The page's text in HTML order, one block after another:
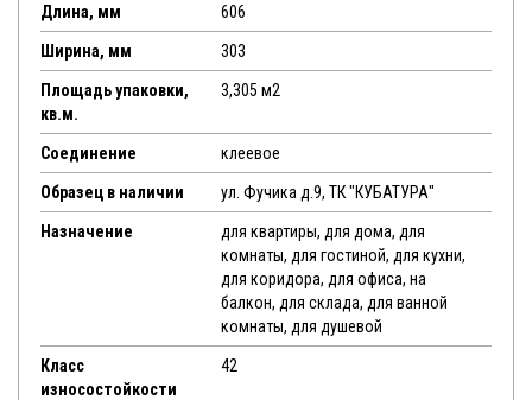
Длина, мм 606
Ширина, мм 303
Площадь упаковки,
кв.м.
3,305 м2
Соединение клеевое
Образец в наличии ул. Фучика д.9, ТК "КУБАТУРА"
Назначение
для квартиры, для дома, для
комнаты, для гостиной, для кухни,
для коридора, для офиса, на
балкон, для склада, для ванной
комнаты, для душевой
Класс
износостойкости
42